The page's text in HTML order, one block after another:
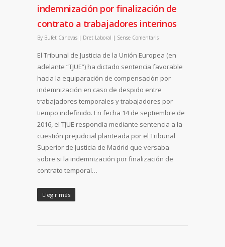
indemnización por finalización de
contrato a trabajadores interinos
By Bufet Cánovas | Dret Laboral | Sense Comentaris
El Tribunal de Justicia de la Unión Europea (en
adelante “TJUE”) ha dictado sentencia favorable
hacia la equiparación de compensación por
indemnización en caso de despido entre
trabajadores temporales y trabajadores por
tiempo indefinido. En fecha 14 de septiembre de
2016, el TJUE respondía mediante sentencia a la
cuestión prejudicial planteada por el Tribunal
Superior de Justicia de Madrid que versaba
sobre si la indemnización por finalización de
contrato temporal…
Llegir més